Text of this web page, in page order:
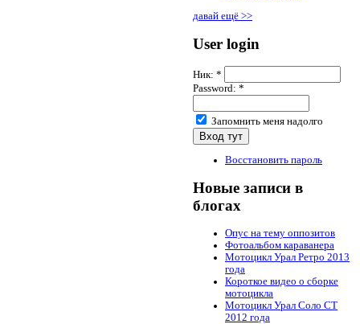
давай ещё >>
User login
Ник: *
Password: *
Запомнить меня надолго
Восстановить пароль
Новые записи в
блогах
Опус на тему оппозитов
Фотоальбом караванера
Мотоцикл Урал Ретро 2013
года
Короткое видео о сборке
мотоцикла
Мотоцикл Урал Соло СТ
2012 года